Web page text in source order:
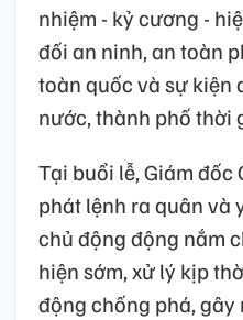
nhiệm - kỷ cương -
đối an ninh, an toàn
toàn quốc và sự kiện
nước, thành phố thời
Tại buổi lễ, Giám đốc
phát lệnh ra quân và
chủ động động nắm
hiện sớm, xử lý kịp
động chống phá,